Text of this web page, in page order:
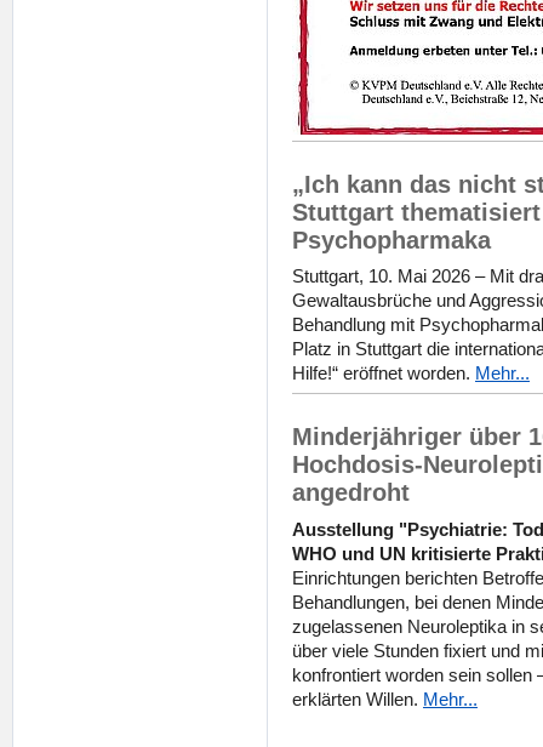
„Ich kann das nicht
Stuttgart
Psychopharmaka
Stuttgart, 10. Mai 2026 – Mit
Gewaltausbrüche und
Behandlung mit
Platz in Stuttgart die
Hilfe!“ eröffnet worden. Mehr...
Minderjähriger über
Hochdosis-
angedroht
Ausstellung "Psychiatrie:
WHO und UN kritisierte
Einrichtungen berichten
Behandlungen, bei denen
zugelassenen Neuroleptika in
über viele Stunden fixiert und
konfrontiert worden sein sollen
erklärten Willen. Mehr...